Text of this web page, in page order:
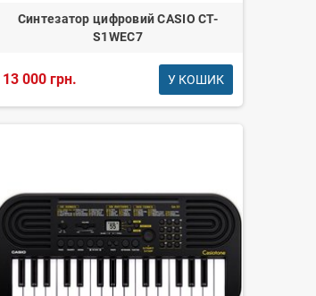
Синтезатор цифровий CASIO CT-
S1WEC7
13 000 грн. У КОШИК